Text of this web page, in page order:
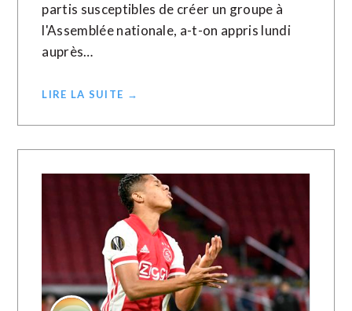
partis susceptibles de créer un groupe à
l'Assemblée nationale, a-t-on appris lundi
auprès…
LIRE LA SUITE →